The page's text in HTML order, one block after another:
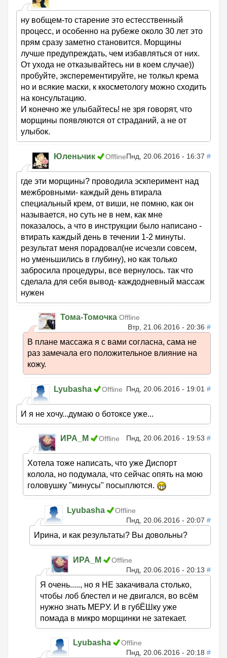
ну вобщем-то старение это естесственный
процесс, и особенно на рубеже около 30 лет это
прям сразу заметно становится. Морщины
лучше предупреждать, чем избавляться от них.
От ухода не отказывайтесь ни в коем случае))
пробуйте, эксперементируйте, не толкьл крема
но и всякие маски, к ккосметологу можно сходить
на консультацию.
И конечно же улыбайтесь! не зря говорят, что
морщины появляются от страданий, а не от
улыбок.
Юленьчик OfflineПнд, 20.06.2016 - 16:37 #
где эти морщины? проводила эскперимент над
межбровными- каждый день втирала
специальный крем, от виши, не помню, как он
называется, но суть не в нем, как мне
показалось, а что в инструкции было написано -
втирать каждый день в течении 1-2 минуты.
результат меня порадовал(не исчезли совсем,
но уменьшились в глубину), но как только
забросила процедуры, все вернулось. так что
сделала для себя вывод- каждодневный массаж
нужен
Тома-Томочка Offline
Втр, 21.06.2016 - 20:36 #
В плане массажа я с вами согласна, сама не
раз замечала его положительное влияние на
кожу.
Lyubasha Offline Пнд, 20.06.2016 - 19:01 #
И я не хочу...думаю о ботоксе уже...
ИРА_М Offline Пнд, 20.06.2016 - 19:53 #
Хотела тоже написать, что уже Диспорт
колола, но подумала, что сейчас опять на мою
головушку "минусы" посыплются.
Lyubasha
Offline
Пнд, 20.06.2016 - 20:07 #
Ирина, и как результаты? Вы довольны?
ИРА_М
Offline
Пнд, 20.06.2016 - 20:13 #
Я очень....., но я НЕ закачивала столько,
чтобы лоб блестел и не двигался, во всём
нужно знать МЕРУ. И в губЁШку уже
помада в микро морщинки не затекает.
Lyubasha
Offline
Пнд, 20.06.2016 - 20:18 #